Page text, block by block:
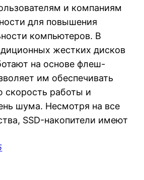
и компаниям
для повышения
компьютеров. В
жестких дисков
на основе флеш-
им обеспечивать
скорость работы и
шума. Несмотря на все
SSD-накопители имеют